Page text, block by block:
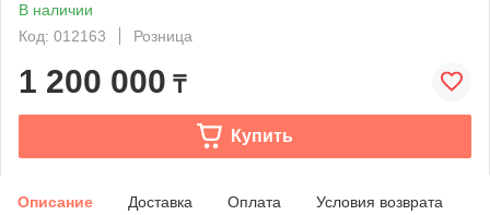
В наличии
Код: 012163
Розница
1 200 000 ₸
Купить
Описание Доставка Оплата Условия возврата